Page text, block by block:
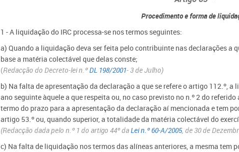
Procedimento e forma de
1 - A liquidação do IRC processa-se nos termos seguintes:
a) Quando a liquidação deva ser feita pelo contribuinte nas declarações a
base a matéria colectável que delas conste;
(Redacção do Decreto-lei n.ºDL 198/2001- 3 de Julho)
b) Na falta de apresentação da declaração a que se refere o artigo 112.º,
ano seguinte àquele a que respeita ou, no caso previsto no n.º 2 do
termo do prazo para a apresentação da declaração aí mencionada e tem
artigo 53.º ou, quando superior, a totalidade da matéria colectável do
(Redacção dada pelo n.º 1 do artigo 44º daLei n.º 60-A/2005, de 30 de
c) Na falta de liquidação nos termos das alíneas anteriores, a mesma tem